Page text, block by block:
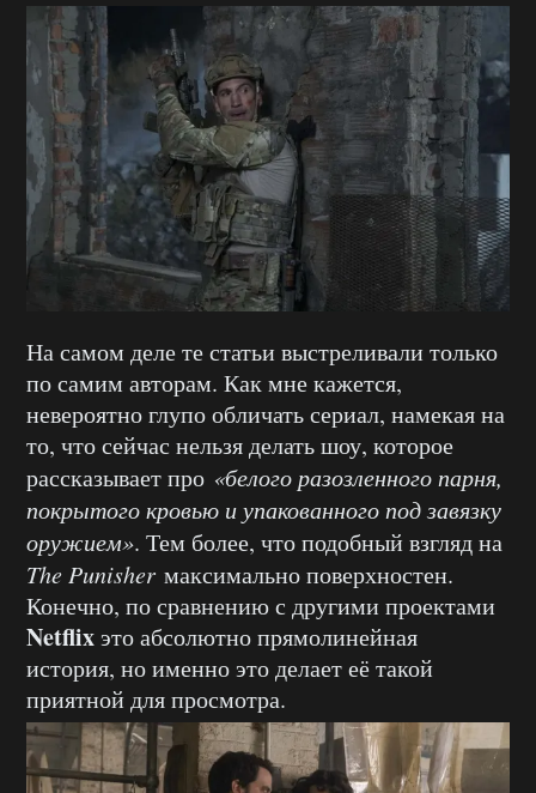
На самом деле те статьи выстреливали только
по самим авторам. Как мне кажется,
невероятно глупо обличать сериал, намекая на
то, что сейчас нельзя делать шоу, которое
рассказывает про «белого разозленного парня,
покрытого кровью и упакованного под завязку
оружием». Тем более, что подобный взгляд на
The Punisher максимально поверхностен.
Конечно, по сравнению с другими проектами
Netflixэто абсолютно прямолинейная
история, но именно это делает её такой
приятной для просмотра.